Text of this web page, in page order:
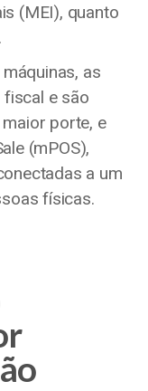
(MEI), quanto
as
e são
porte, e
(mPOS),
a um
físicas.